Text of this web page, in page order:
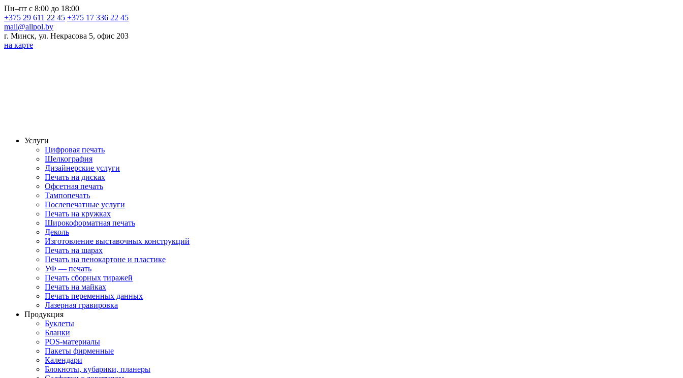
Пн–пт с 8:00 до 18:00
+375 29 611 22 45 +375 17 336 22 45
mail@allpol.by
г. Минск, ул. Некрасова 5, офис 203
на карте
Услуги
Цифровая печать
Шелкография
Дизайнерские услуги
Печать на дисках
Офсетная печать
Тампопечать
Послепечатные услуги
Печать на кружках
Широкоформатная печать
Деколь
Изготовление выставочных конструкций
Печать на шарах
Печать на пенокартоне и пластике
УФ — печать
Печать сборных тиражей
Печать на майках
Печать переменных данных
Лазерная гравировка
Продукция
Буклеты
Бланки
POS-материалы
Пакеты фирменные
Календари
Блокноты, кубарики, планеры